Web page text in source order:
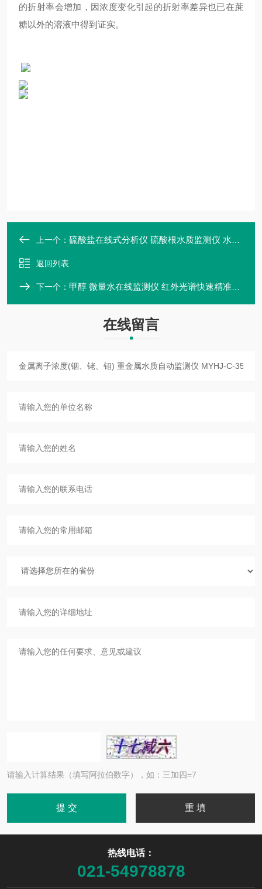
的折射率会增加，因浓度变化引起的折射率差异也已在蔗
糖以外的溶液中得到证实。
上一个： 硫酸盐在线式分析仪 硫酸根水质监测仪 水中硫酸根离子含量的测定
返回列表
下一个： 甲醇 微量水在线监测仪 红外光谱快速精准检测
在线留言
请输入计算结果（填写阿拉伯数字），如：三加四=7
热线电话：
021-54978878